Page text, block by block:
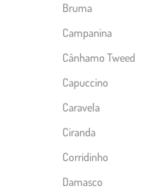
Bruma
Campanina
Cânhamo Tweed
Capuccino
Caravela
Ciranda
Corridinho
Damasco